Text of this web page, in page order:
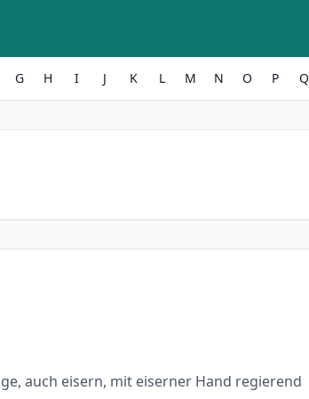
G H I J K L M N O P Q
auch eisern, mit eiserner Hand regierend